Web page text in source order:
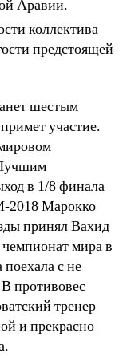
Аравии.
коллектива
предстоящей
шестым
участие.
в 1/8 финала
2018 Марокко
принял Вахид
мира в
с не
противовес
тренер
и прекрасно